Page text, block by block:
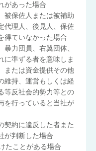
があった場合
被保佐人または被補助
代理人、後見人、保佐
得ていなかった場合
力団員、右翼団体、
に準ずる者を意味しま
または資金提供その他
維持、運営もしくは経
等反社会的勢力等との
を行っていると当社が
契約に違反した者また
が判断した場合
たことがある場合